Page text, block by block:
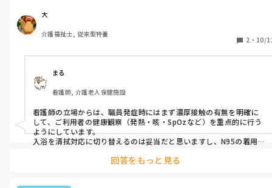
用。東フロア　西フロアの利用者が合同で使用してる食堂は封
鎖。2つのフロアは交流しないようにドアを閉める。入浴は清拭
対応。ってのを1週間です。
大
介護福祉士, 従来型特養
2 ・ 10/
まる
看護師, 介護老人保健施設
看護師の立場からは、職員発症時にはまず濃厚接触の有無を明確に
して、ご利用者の健康観察（発熱・咳・SpOzなど）を重点的に行う
ようにしています。
入浴を清拭対応に切り替えるのは妥当だと思いますし、N95の着用・
感染拡大がなければ、1週間で段階的に通常対応に戻す流れで良いと
回答をもっと見る